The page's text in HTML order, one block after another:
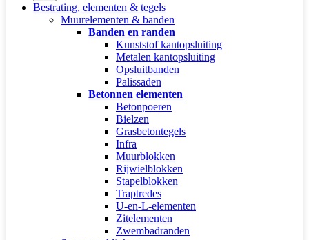
Bestrating, elementen & tegels
Muurelementen & banden
Banden en randen
Kunststof kantopsluiting
Metalen kantopsluiting
Opsluitbanden
Palissaden
Betonnen elementen
Betonpoeren
Bielzen
Grasbetontegels
Infra
Muurblokken
Rijwielblokken
Stapelblokken
Traptredes
U-en-L-elementen
Zitelementen
Zwembadranden